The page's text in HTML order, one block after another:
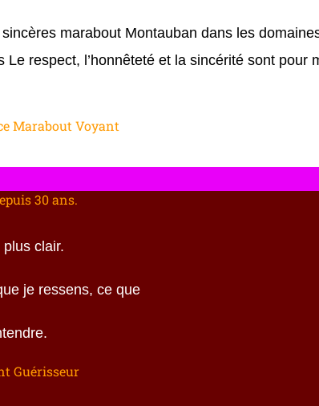
marabout Montauban dans les
Le respect, l’honnêteté et la sincérité sont pour
Marabout Voyant
30 ans.
clair.
je ressens, ce que
Guérisseur